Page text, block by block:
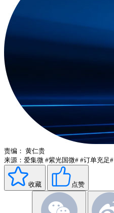
责编： 黄仁贵
来源：爱集微 #紫光国微# #订单充足#
收藏 点赞